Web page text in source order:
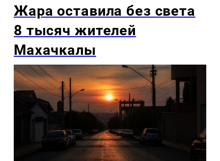
Жара оставила без света
8 тысяч жителей
Махачкалы